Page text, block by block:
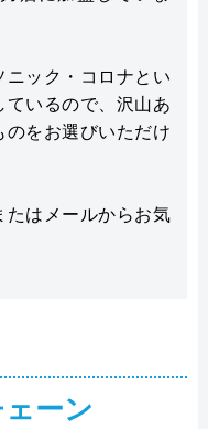
ック・コロナとい
ているので、沢山あ
のをお選びいただけ
たはメールからお気
ーン